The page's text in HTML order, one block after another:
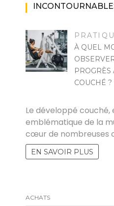
À QUEL
COUCHÉ ?
Le développé couché,
emblématique de la
cœur de nombreuses
EN SAVOIR PLUS
ACHATS